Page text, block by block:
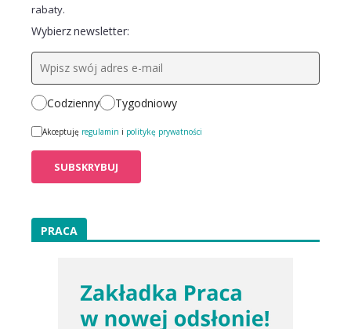
rabaty.
Wybierz newsletter:
Codzienny Tygodniowy
Akceptuję regulamin i politykę prywatności
PRACA